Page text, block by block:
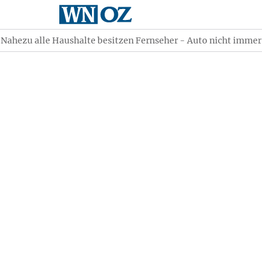
Nahezu alle Haushalte besitzen Fernseher - Auto nicht immer